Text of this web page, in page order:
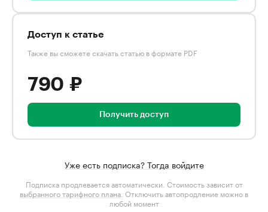
Доступ к статье
Также вы сможете скачать статью в формате PDF
790 ₽
Получить доступ
Уже есть подписка? Тогда войдите
Подписка продлевается автоматически. Стоимость зависит от
выбранного тарифного плана . Отключить автопродление можно в
любой момент